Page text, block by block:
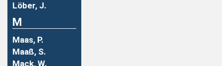
Löber, J.
M
Maas, P.
Maaß, S.
Mack, W.